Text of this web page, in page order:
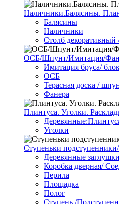
Наличники.Балясины.
Балясины
Наличники
Столб декоративный
ОСБ/Шпунт/Имитация/
Имитация бруса/
ОСБ
Терасная доска /
Фанера
Плинтуса. Уголки.
Уголки
Ступеньки
Деревянные заглушки
Коробка дверная/
Перила
Площадка
Полог
Ступень /